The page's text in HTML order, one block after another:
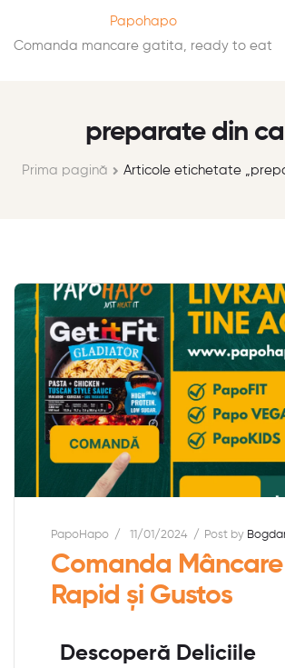
Papohapo
Comanda mancare gatita, ready to eat
preparate din
Prima pagină Articole etichetate
PapoHapo 11/01/2024 Post by
Comanda
Rapid și Gustos
Descoperă Deliciile